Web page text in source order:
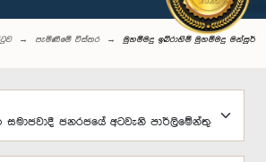
පැමිණීමේ විස්තර මුහම්මදු ඉබ්රාහිම් මුහම්මදු මන්සූර්